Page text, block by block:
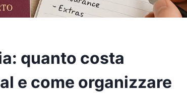
quanto costa
e come organizzare